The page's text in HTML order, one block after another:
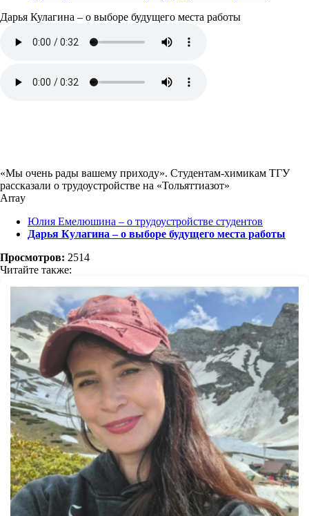
Дарья Кулагина – о выборе будущего места работы
«Мы очень рады вашему приходу». Студентам-химикам ТГУ
рассказали о трудоустройстве на «Тольяттиазот»
Array
Юлия Емелюшина – о трудоустройстве студентов
Дарья Кулагина – о выборе будущего места работы
Просмотров: 2514
Читайте также: